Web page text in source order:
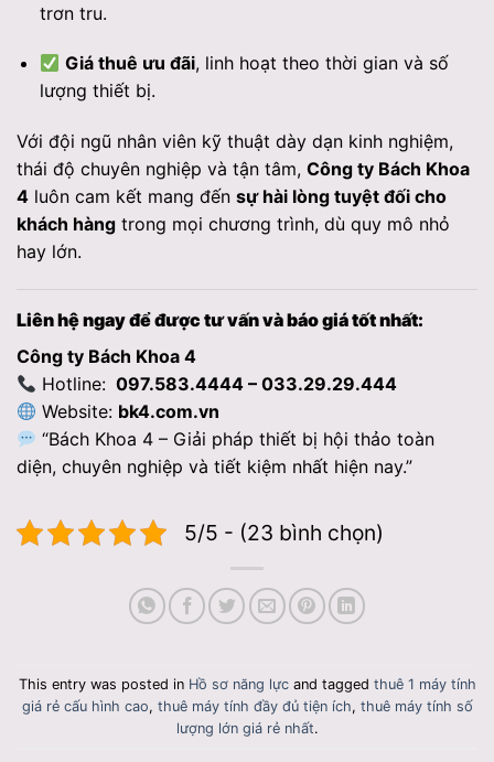
trơn tru.
Giá thuê ưu đãi, linh hoạt theo thời gian và số
lượng thiết bị.
Với đội ngũ nhân viên kỹ thuật dày dạn kinh nghiệm,
thái độ chuyên nghiệp và tận tâm, Công ty Bách Khoa
4 luôn cam kết mang đến sự hài lòng tuyệt đối cho
khách hàng trong mọi chương trình, dù quy mô nhỏ
hay lớn.
Liên hệ ngay để được tư vấn và báo giá tốt nhất:
Công ty Bách Khoa 4
Hotline: 097.583.4444 – 033.29.29.444
Website: bk4.com.vn
“Bách Khoa 4 – Giải pháp thiết bị hội thảo toàn
diện, chuyên nghiệp và tiết kiệm nhất hiện nay.”
5/5 - (23 bình chọn)
This entry was posted in Hồ sơ năng lựcand tagged thuê 1 máy tính
giá rẻ cấu hình cao, thuê máy tính đầy đủ tiện ích, thuê máy tính số
lượng lớn giá rẻ nhất.